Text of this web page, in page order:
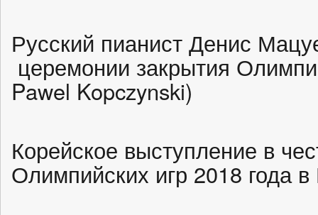
Русский пианист Денис
церемонии закрытия
Pawel Kopczynski)
Корейское выступление в
Олимпийских игр 2018 года